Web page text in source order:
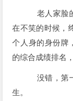
老人家脸
在不笑的时候，
个人身的身份牌
的综合成绩排名
没错，第
生。